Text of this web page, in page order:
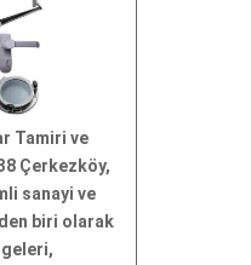
Tamiri ve
Çerkezköy,
sanayi ve
biri olarak